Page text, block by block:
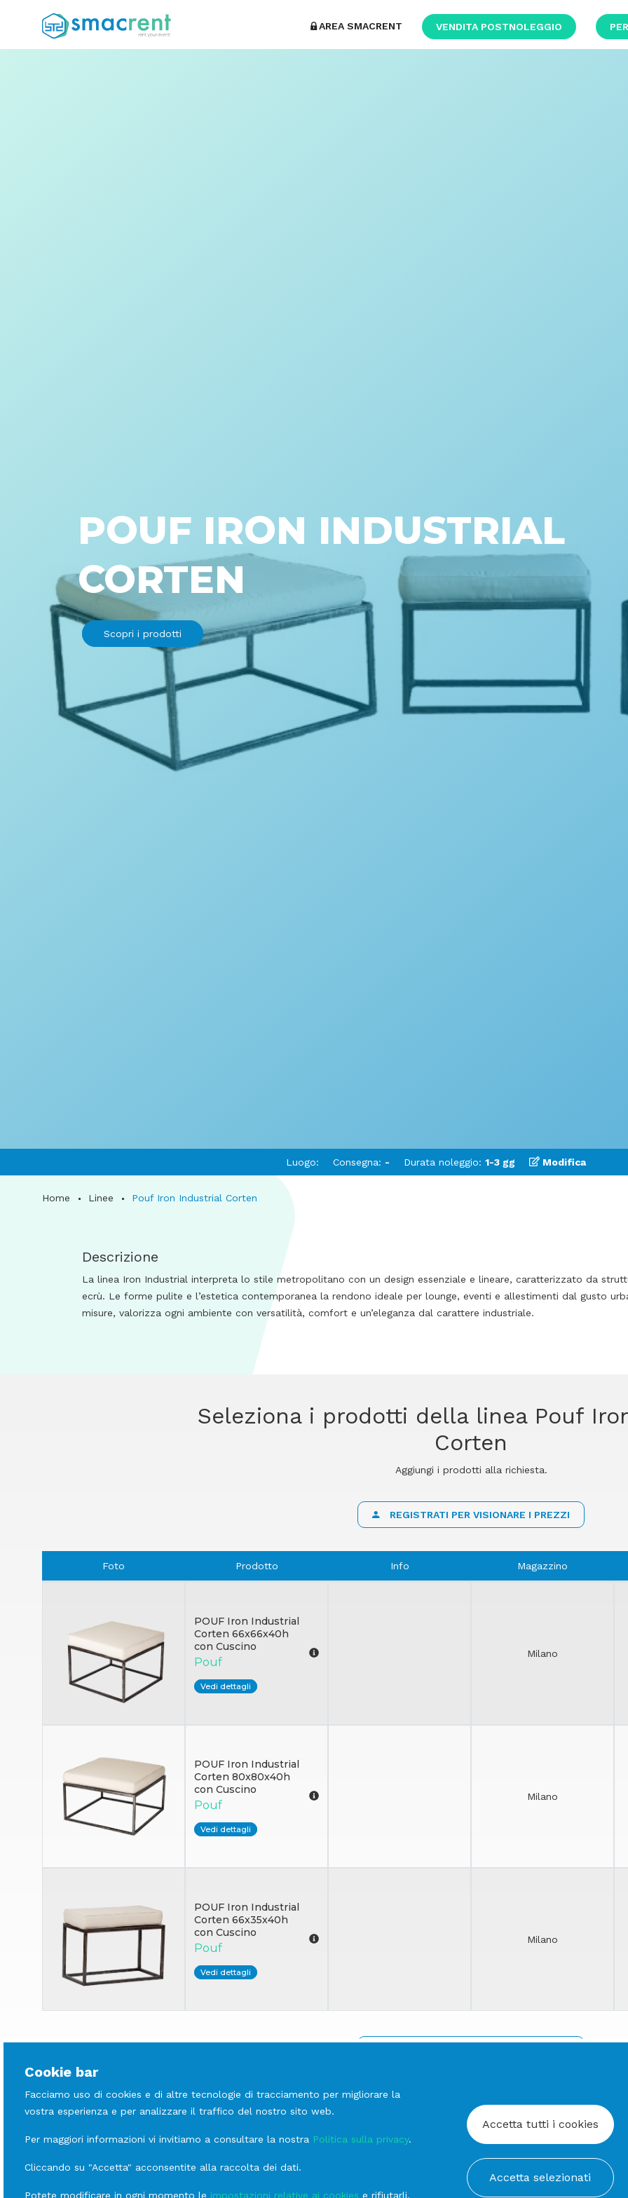
AREA SMACRENT VENDITA POSTNOLEGGIO
POUF IRON INDUSTRIAL
CORTEN
Scopri i prodotti
Luogo: Consegna: - Durata noleggio: 1-3 gg Modifica
Home Linee Pouf Iron Industrial Corten
Descrizione
La linea Iron Industrial interpreta lo stile metropolitano con un design essenziale e lineare, caratterizzato da
ecrù. Le forme pulite e l’estetica contemporanea la rendono ideale per lounge, eventi e allestimenti dal gusto
misure, valorizza ogni ambiente con versatilità, comfort e un’eleganza dal carattere industriale.
Seleziona i prodotti della linea Pouf
Corten
Aggiungi i prodotti alla richiesta.
REGISTRATI PER VISIONARE I PREZZI
Foto Prodotto Info Magazzino
POUF Iron Industrial
Corten 66x66x40h
con Cuscino
Pouf
Vedi dettagli
Milano
POUF Iron Industrial
Corten 80x80x40h
con Cuscino
Pouf
Vedi dettagli
Milano
POUF Iron Industrial
Corten 66x35x40h
con Cuscino
Pouf
Vedi dettagli
Milano
Cookie bar
Facciamo uso di cookies e di altre tecnologie di tracciamento per migliorare la
vostra esperienza e per analizzare il traffico del nostro sito web.
Per maggiori informazioni vi invitiamo a consultare la nostra Politica sulla privacy.
Cliccando su "Accetta" acconsentite alla raccolta dei dati.
Potete modificare in ogni momento le impostazioni relative ai cookies e rifiutarli,
Accetta tutti i cookies
Accetta selezionati